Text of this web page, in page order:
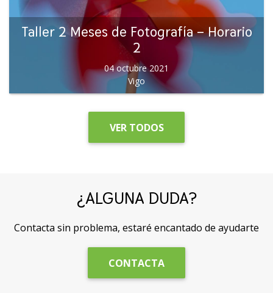
Taller 2 Meses de Fotografía – Horario
2
04 octubre 2021
Vigo
VER TODOS
¿ALGUNA DUDA?
Contacta sin problema, estaré encantado de ayudarte
CONTACTA